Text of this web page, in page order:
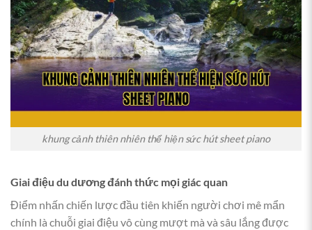
khung cảnh thiên nhiên thể hiện sức hút sheet piano
Giai điệu du dương đánh thức mọi giác quan
Điểm nhấn chiến lược đầu tiên khiến người chơi mê mẩn
chính là chuỗi giai điệu vô cùng mượt mà và sâu lắng được